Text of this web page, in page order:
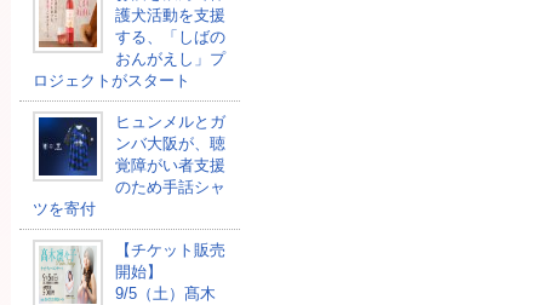
護犬活動を支援
する、「しばの
おんがえし」プ
ロジェクトがスタート
ヒュンメルとガ
ンバ大阪が、聴
覚障がい者支援
のため手話シャ
ツを寄付
【チケット販売
開始】
9/5（土）髙木